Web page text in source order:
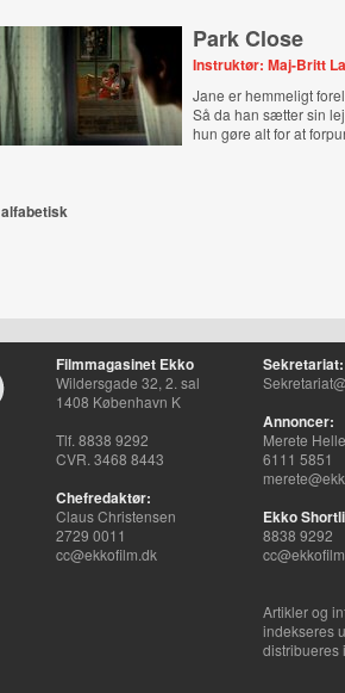
Park Close
Instruktør: Maj-Britt
Jane er hemmeligt
Så da han sætter sin
hun gøre alt for at
alfabetisk
Filmmagasinet Ekko
Wildersgade 32, 2. sal
1408 København K
Tlf. 8838 9292
CVR. 3468 8443
Chefredaktør:
Claus Christensen
2729 0011
cc@ekkofilm.dk
Sekretariat:
Annoncer:
Merete
6111 5851
Ekko
8838 9292
Artikler og
indekseres
distribueres